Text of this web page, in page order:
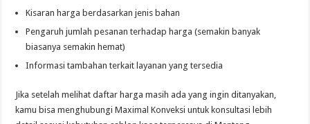
Kisaran harga berdasarkan jenis bahan
Pengaruh jumlah pesanan terhadap harga (semakin banyak
biasanya semakin hemat)
Informasi tambahan terkait layanan yang tersedia
Jika setelah melihat daftar harga masih ada yang ingin ditanyakan,
kamu bisa menghubungi Maximal Konveksi untuk konsultasi lebih